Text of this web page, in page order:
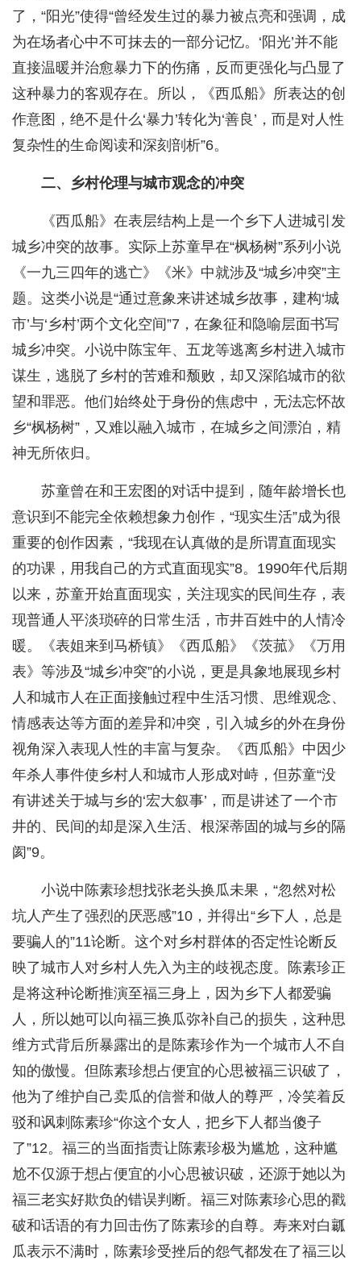
了，“阳光”使得“曾经发生过的暴力被点亮和强调，成
为在场者心中不可抹去的一部分记忆。‘阳光’并不能
直接温暖并治愈暴力下的伤痛，反而更强化与凸显了
这种暴力的客观存在。所以，《西瓜船》所表达的创
作意图，绝不是什么‘暴力’转化为‘善良’，而是对人性
复杂性的生命阅读和深刻剖析”6。
二、乡村伦理与城市观念的冲突
《西瓜船》在表层结构上是一个乡下人进城引发
城乡冲突的故事。实际上苏童早在“枫杨树”系列小说
《一九三四年的逃亡》《米》中就涉及“城乡冲突”主
题。这类小说是“通过意象来讲述城乡故事，建构‘城
市’与‘乡村’两个文化空间”7，在象征和隐喻层面书写
城乡冲突。小说中陈宝年、五龙等逃离乡村进入城市
谋生，逃脱了乡村的苦难和颓败，却又深陷城市的欲
望和罪恶。他们始终处于身份的焦虑中，无法忘怀故
乡“枫杨树”，又难以融入城市，在城乡之间漂泊，精
神无所依归。
苏童曾在和王宏图的对话中提到，随年龄增长也
意识到不能完全依赖想象力创作，“现实生活”成为很
重要的创作因素，“我现在认真做的是所谓直面现实
的功课，用我自己的方式直面现实”8。1990年代后期
以来，苏童开始直面现实，关注现实的民间生存，表
现普通人平淡琐碎的日常生活，市井百姓中的人情冷
暖。《表姐来到马桥镇》《西瓜船》《茨菰》《万用
表》等涉及“城乡冲突”的小说，更是具象地展现乡村
人和城市人在正面接触过程中生活习惯、思维观念、
情感表达等方面的差异和冲突，引入城乡的外在身份
视角深入表现人性的丰富与复杂。《西瓜船》中因少
年杀人事件使乡村人和城市人形成对峙，但苏童“没
有讲述关于城与乡的‘宏大叙事’，而是讲述了一个市
井的、民间的却是深入生活、根深蒂固的城与乡的隔
阂”9。
小说中陈素珍想找张老头换瓜未果，“忽然对松
坑人产生了强烈的厌恶感”10，并得出“乡下人，总是
要骗人的”11论断。这个对乡村群体的否定性论断反
映了城市人对乡村人先入为主的歧视态度。陈素珍正
是将这种论断推演至福三身上，因为乡下人都爱骗
人，所以她可以向福三换瓜弥补自己的损失，这种思
维方式背后所暴露出的是陈素珍作为一个城市人不自
知的傲慢。但陈素珍想占便宜的心思被福三识破了，
他为了维护自己卖瓜的信誉和做人的尊严，冷笑着反
驳和讽刺陈素珍“你这个女人，把乡下人都当傻子
了”12。福三的当面指责让陈素珍极为尴尬，这种尴
尬不仅源于想占便宜的小心思被识破，还源于她以为
福三老实好欺负的错误判断。福三对陈素珍心思的戳
破和话语的有力回击伤了陈素珍的自尊。寿来对白瓤
瓜表示不满时，陈素珍受挫后的怨气都发在了福三以